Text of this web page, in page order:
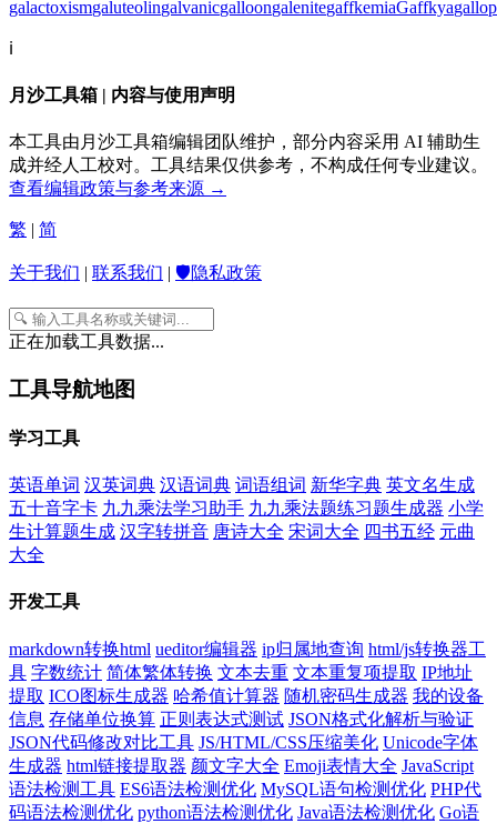
galactoxismgaluteolingalvanicgalloongalenitegaffkemiaGaffkya
ℹ️
月沙工具箱 | 内容与使用声明
本工具由月沙工具箱编辑团队维护，部分内容采用 AI 辅助生
成并经人工校对。工具结果仅供参考，不构成任何专业建议。
查看编辑政策与参考来源 →
繁 | 简
关于我们 | 联系我们 | 🛡️隐私政策
正在加载工具数据...
工具导航地图
学习工具
英语单词 汉英词典 汉语词典 词语组词 新华字典 英文名生成
五十音字卡 九九乘法学习助手 九九乘法题练习题生成器 小学
生计算题生成 汉字转拼音 唐诗大全 宋词大全 四书五经 元曲
大全
开发工具
markdown转换html ueditor编辑器 ip归属地查询 html/js转换器工
具 字数统计 简体繁体转换 文本去重 文本重复项提取 IP地址
提取 ICO图标生成器 哈希值计算器 随机密码生成器 我的设备
信息 存储单位换算 正则表达式测试 JSON格式化解析与验证
JSON代码修改对比工具 JS/HTML/CSS压缩美化 Unicode字体
生成器 html链接提取器 颜文字大全 Emoji表情大全 JavaScript
语法检测工具 ES6语法检测优化 MySQL语句检测优化 PHP代
码语法检测优化 python语法检测优化 Java语法检测优化 Go语